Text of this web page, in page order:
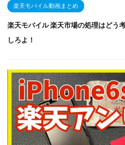
楽天モバイル動画まとめ
楽天モバイル 楽天市場の処理はどう
しろよ！